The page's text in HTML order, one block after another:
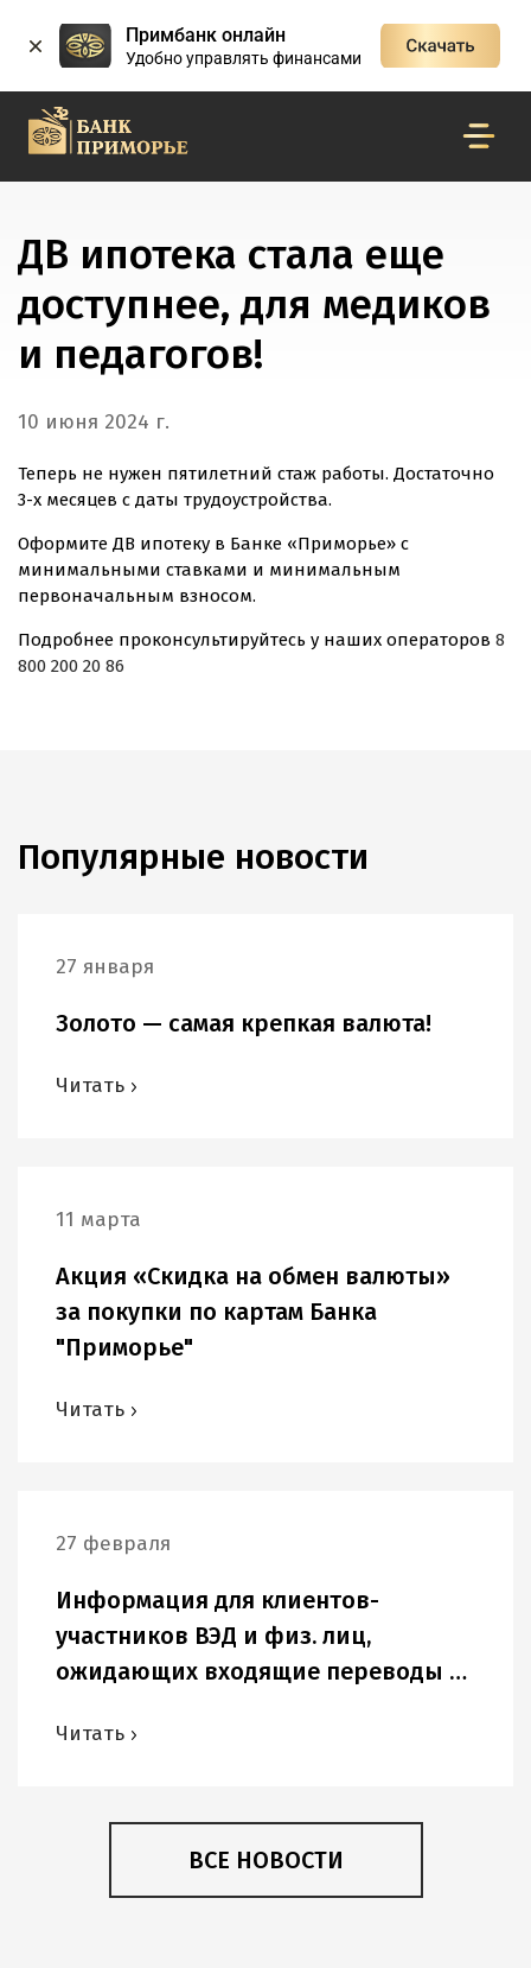
Примбанк онлайн
Удобно управлять финансами
ДВ ипотека стала еще
доступнее, для медиков
и педагогов!
10 июня 2024 г.
Теперь не нужен пятилетний стаж работы. Достаточно
3-х месяцев с даты трудоустройства.
Оформите ДВ ипотеку в Банке «Приморье» с
минимальными ставками и минимальным
первоначальным взносом.
Подробнее проконсультируйтесь у наших операторов 8
800 200 20 86
Популярные новости
27 января
Золото — самая крепкая валюта!
Читать
11 марта
Акция «Скидка на обмен валюты»
за покупки по картам Банка
"Приморье"
Читать
27 февраля
Информация для клиентов-
участников ВЭД и физ. лиц,
ожидающих входящие переводы в
Читать
ВСЕ НОВОСТИ